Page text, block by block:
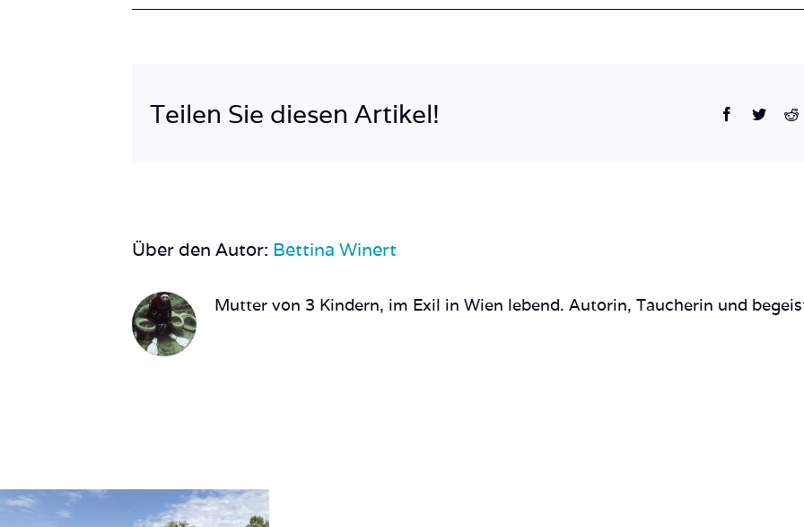
Teilen Sie diesen Artikel! Facebook
Twitter
Über den Autor: Bettina Winert
Mutter von 3 Kindern, im Exil in Wien lebend. Autorin, Taucherin und